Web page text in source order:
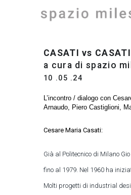
CASATI vs CASATI
a cura di spazio
10 .05 .24
L’incontro / dialogo con
Arnaudo, Piero Castiglioni,
Cesare Maria Casati:
Già al Politecnico di Milano
fino al 1979. Nel 1960 ha
Molti progetti di industrial